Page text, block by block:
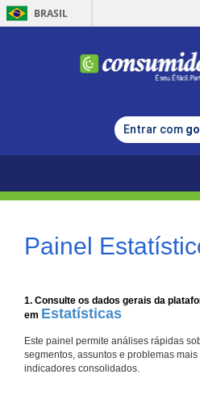
BRASIL
Entrar com
Painel
1. Consulte os dados gerais da
em Estatísticas
Este painel permite análises rápidas
segmentos, assuntos e problemas
indicadores consolidados.